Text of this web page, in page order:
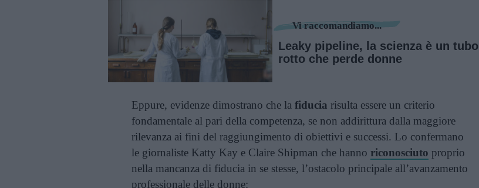
Vi raccomandiamo...
Leaky pipeline, la scienza è un tubo
rotto che perde donne
Eppure, evidenze dimostrano che la fiducia risulta essere un criterio
fondamentale al pari della competenza, se non addirittura dalla maggiore
rilevanza ai fini del raggiungimento di obiettivi e successi. Lo confermano
le giornaliste Katty Kay e Claire Shipman che hanno riconosciuto proprio
nella mancanza di fiducia in se stesse, l’ostacolo principale all’avanzamento
professionale delle donne: